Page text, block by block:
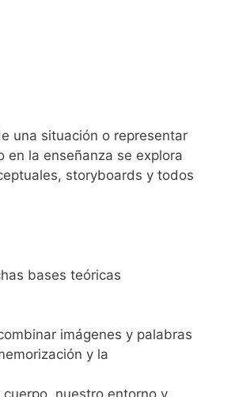
una situación o representar
en la enseñanza se explora
storyboards y todos
bases teóricas
imágenes y palabras
y la